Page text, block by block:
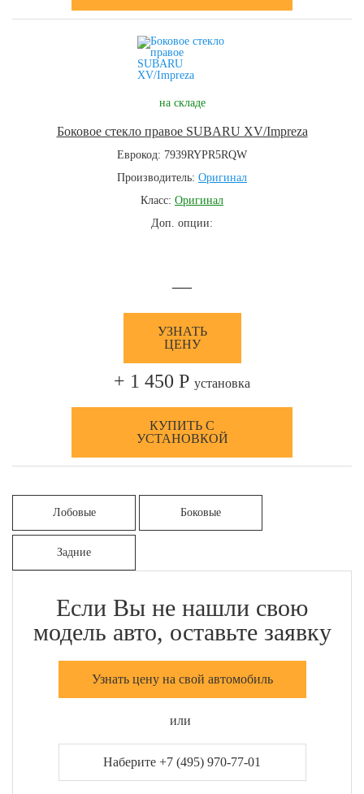
на складе
Боковое стекло правое SUBARU XV/Impreza
Еврокод: 7939RYPR5RQW
Производитель: Оригинал
Класс: Оригинал
Доп. опции:
—
УЗНАТЬ
ЦЕНУ
+ 1 450 Р установка
КУПИТЬ С
УСТАНОВКОЙ
Лобовые Боковые
Задние
Если Вы не нашли свою
модель авто, оставьте заявку
Узнать цену на свой автомобиль
или
Наберите +7 (495) 970-77-01